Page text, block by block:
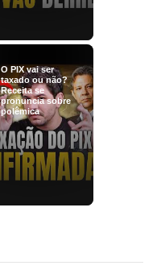
O PIX vai ser
taxado ou não?
Receita se
pronuncia sobre
polêmica